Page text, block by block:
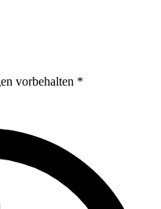
vorbehalten *